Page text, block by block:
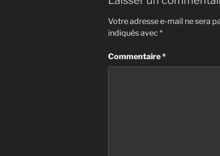
Votre adresse e-mail ne sera
indiqués avec *
Commentaire*